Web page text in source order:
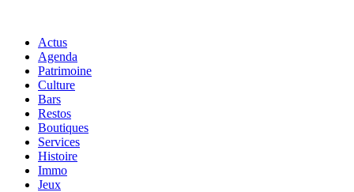
Actus
Agenda
Patrimoine
Culture
Bars
Restos
Boutiques
Services
Histoire
Immo
Jeux